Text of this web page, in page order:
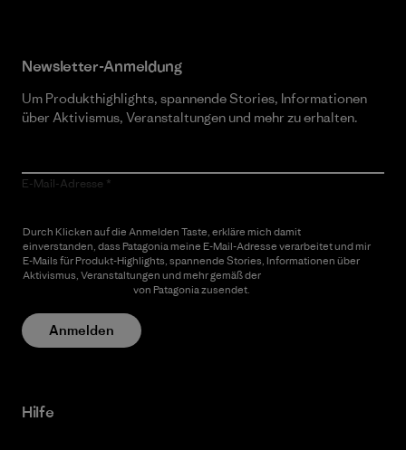
Newsletter-Anmeldung
Um Produkthighlights, spannende Stories, Informationen
über Aktivismus, Veranstaltungen und mehr zu erhalten.
E-Mail-Adresse
Durch Klicken auf die Anmelden Taste, erkläre mich damit
einverstanden, dass Patagonia meine E-Mail-Adresse verarbeitet und mir
E-Mails für Produkt-Highlights, spannende Stories, Informationen über
Aktivismus, Veranstaltungen und mehr gemäß der
von Patagonia zusendet.
Anmelden
Hilfe